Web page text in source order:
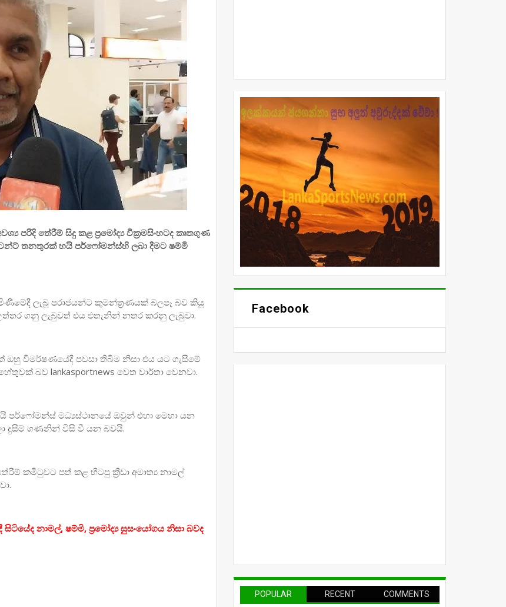
පරිදි තේරීම් සිදු කළ ප්‍රමෝද්‍ය වික්‍රමසිංහටද කෘතගුණ
තනතුරක් හයි පර්ෆෝමන්ස්හි ලබා දීමට ෂම්මි
ලැබූ පරාජයන්ට කුමන්ත්‍රණයක් බලපෑ බව කියූ
ගනු ලැබුවත් එය එතැනින් නතර කරනු ලැබුවා.
විමර්ෂණයේදී පවසා තිබීම නිසා එය යට ගැසීමේ
බව lankasportnews වෙත වාර්තා වෙනවා.
පර්ෆෝමන්ස් මධ්‍යස්ථානයේ ඔවුන් එහා මෙහා යන
දුසිම් ගණනින් විසි වී යන බවයි.
කමිටුවට පත් කළ හිටපු ක්‍රීඩා අමාත්‍ය නාමල්
නාමල්, ෂම්මි, ප්‍රමෝද්‍ය සුසංයෝගය නිසා බවද
Facebook
POPULAR RECENT COMMENTS